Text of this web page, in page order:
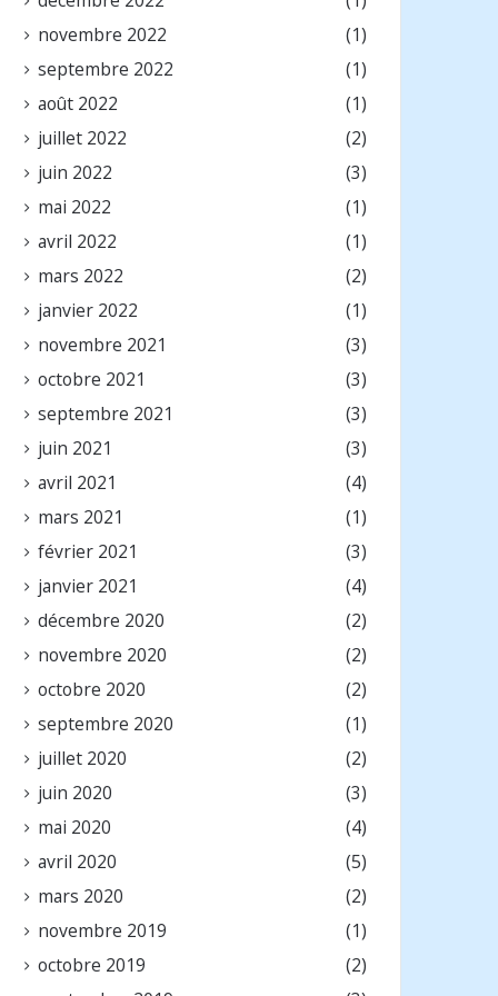
novembre 2022
(1)
septembre 2022
(1)
août 2022
(1)
juillet 2022
(2)
juin 2022
(3)
mai 2022
(1)
avril 2022
(1)
mars 2022
(2)
janvier 2022
(1)
novembre 2021
(3)
octobre 2021
(3)
septembre 2021
(3)
juin 2021
(3)
avril 2021
(4)
mars 2021
(1)
février 2021
(3)
janvier 2021
(4)
décembre 2020
(2)
novembre 2020
(2)
octobre 2020
(2)
septembre 2020
(1)
juillet 2020
(2)
juin 2020
(3)
mai 2020
(4)
avril 2020
(5)
mars 2020
(2)
novembre 2019
(1)
octobre 2019
(2)